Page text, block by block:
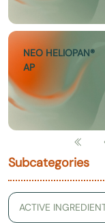
NEO HELIOPAN®
AP
Subcategories